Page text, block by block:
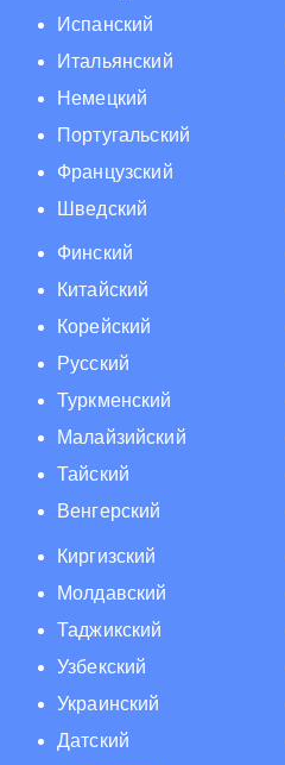
Испанский
Итальянский
Немецкий
Португальский
Французский
Шведский
Финский
Китайский
Корейский
Русский
Туркменский
Малайзийский
Тайский
Венгерский
Киргизский
Молдавский
Таджикский
Узбекский
Украинский
Датский